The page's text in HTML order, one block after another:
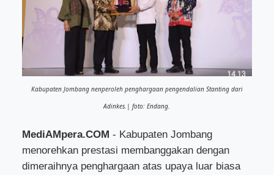
Kabupaten Jombang nenperoleh penghargaan pengendalian Stanting dari
Adinkes.| foto: Endang.
MediAMpera.COM - Kabupaten Jombang
menorehkan prestasi membanggakan dengan
dimeraihnya penghargaan atas upaya luar biasa